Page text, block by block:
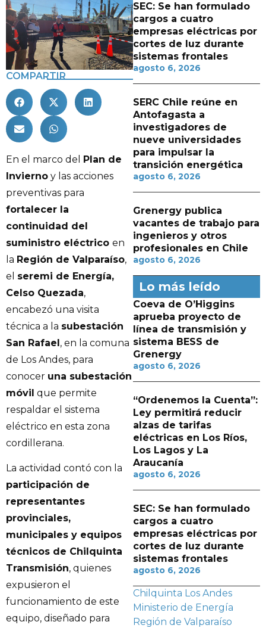
COMPARTIR
En el marco del Plan de
Invierno y las acciones
preventivas para
fortalecer la
continuidad del
suministro eléctrico en
la Región de Valparaíso,
el seremi de Energía,
Celso Quezada,
encabezó una visita
técnica a la subestación
San Rafael, en la comuna
de Los Andes, para
conocer una subestación
móvil que permite
respaldar el sistema
eléctrico en esta zona
cordillerana.
La actividad contó con la
participación de
representantes
provinciales,
municipales y equipos
técnicos de Chilquinta
Transmisión, quienes
expusieron el
funcionamiento de este
equipo, diseñado para
SEC: Se han formulado
cargos a cuatro
empresas eléctricas por
cortes de luz durante
sistemas frontales
agosto 6, 2026
SERC Chile reúne en
Antofagasta a
investigadores de
nueve universidades
para impulsar la
transición energética
agosto 6, 2026
Grenergy publica
vacantes de trabajo para
ingenieros y otros
profesionales en Chile
agosto 6, 2026
Lo más leído
Coeva de O’Higgins
aprueba proyecto de
línea de transmisión y
sistema BESS de
Grenergy
agosto 6, 2026
“Ordenemos la Cuenta”:
Ley permitirá reducir
alzas de tarifas
eléctricas en Los Ríos,
Los Lagos y La
Araucanía
agosto 6, 2026
SEC: Se han formulado
cargos a cuatro
empresas eléctricas por
cortes de luz durante
sistemas frontales
agosto 6, 2026
Chilquinta Los Andes
Ministerio de Energía
Región de Valparaíso